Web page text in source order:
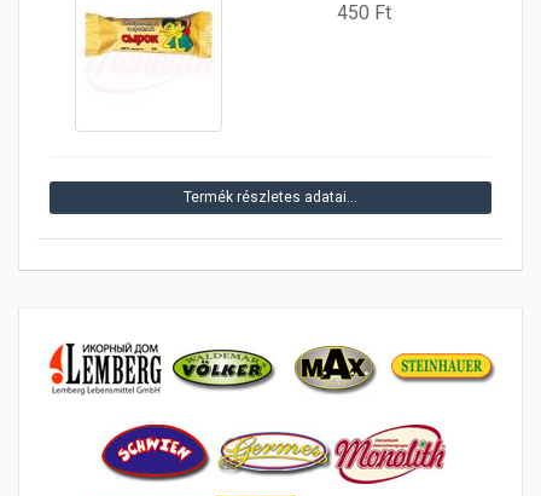
450 Ft
Termék részletes adatai…